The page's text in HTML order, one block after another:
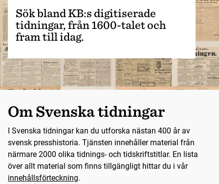
Sök bland KB:s digitiserade
tidningar, från 1600-talet och
fram till idag.
Om Svenska tidningar
I Svenska tidningar kan du utforska nästan 400 år av
svensk presshistoria. Tjänsten innehåller material från
närmare 2000 olika tidnings- och tidskriftstitlar. En lista
över allt material som finns tillgängligt hittar du i vår
innehållsförteckning.